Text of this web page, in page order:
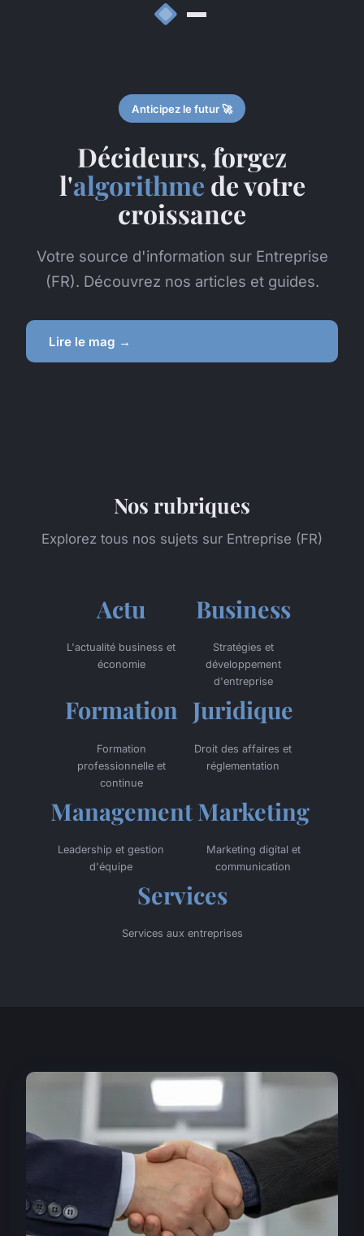
Anticipez le futur 🚀
Décideurs, forgez
l'algorithme de votre
croissance
Votre source d'information sur Entreprise
(FR). Découvrez nos articles et guides.
Lire le mag →
Nos rubriques
Explorez tous nos sujets sur Entreprise (FR)
Actu
L'actualité business et
économie
Business
Stratégies et
développement
d'entreprise
Formation
Formation
professionnelle et
continue
Juridique
Droit des affaires et
réglementation
Management
Leadership et gestion
d'équipe
Marketing
Marketing digital et
communication
Services
Services aux entreprises